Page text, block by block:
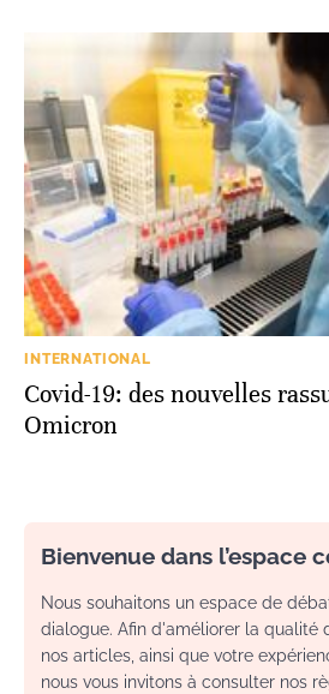
INTERNATIONAL
Covid-19: des nouvelles
Omicron
Bienvenue dans l’espace
Nous souhaitons un espace de
dialogue. Afin d'améliorer la qualité
nos articles, ainsi que votre
nous vous invitons à consulter nos